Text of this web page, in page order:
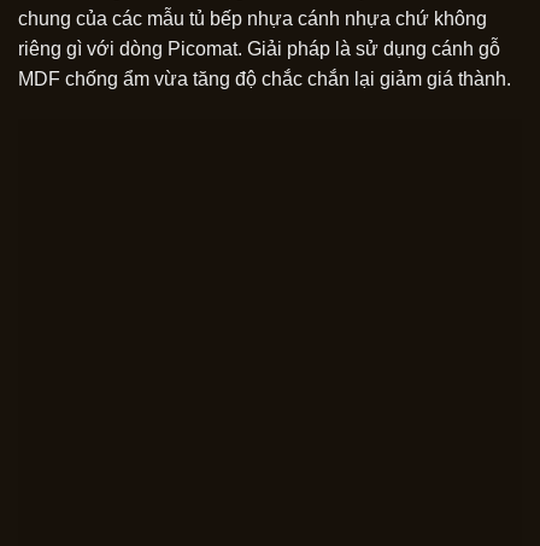
chung của các mẫu tủ bếp nhựa cánh nhựa chứ không
riêng gì với dòng Picomat. Giải pháp là sử dụng cánh gỗ
MDF chống ẩm vừa tăng độ chắc chắn lại giảm giá thành.